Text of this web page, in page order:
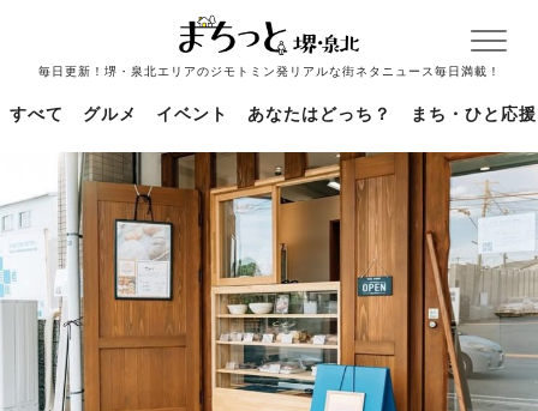
毎日更新！堺・泉北エリアのジモトミン発リアルな街ネタニュース毎日満載！
すべて グルメ イベント あなたはどっち？ まち・ひと応援